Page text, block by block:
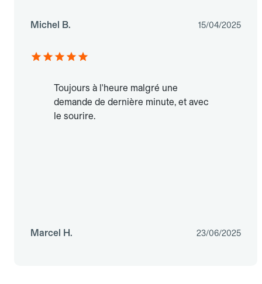
Michel B. 15/04/2025
Toujours à l'heure malgré une
demande de dernière minute, et avec
le sourire.
Marcel H. 23/06/2025